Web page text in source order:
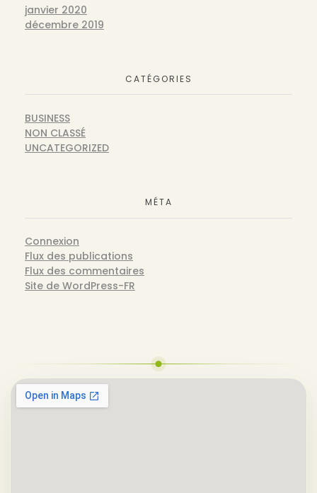
janvier 2020
décembre 2019
CATÉGORIES
BUSINESS
NON CLASSÉ
UNCATEGORIZED
MÉTA
Connexion
Flux des publications
Flux des commentaires
Site de WordPress-FR